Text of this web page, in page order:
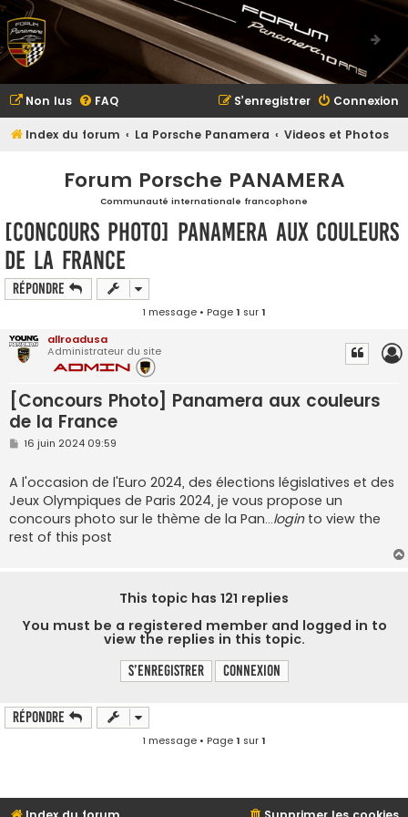
Non lus FAQ Connexion
S’enregistrer
Index du forum La Porsche Panamera Videos et Photos
Forum Porsche PANAMERA
Communauté internationale francophone
[Concours Photo] Panamera aux couleurs
de la France
Répondre
1 message • Page1 sur1
allroadusa
Administrateur du site
[Concours Photo] Panamera aux couleurs
de la France
M
s
a
g
e
16 juin 2024 09:59
A l'occasion de l'Euro 2024, des élections législatives et des
Jeux Olympiques de Paris 2024, je vous propose un
concours photo sur le thème de la Pan…loginto view the
rest of this post
This topic has 121 replies
You must be a registered member and logged in to
view the replies in this topic.
S’enregistrer Connexion
Répondre
1 message • Page1 sur1